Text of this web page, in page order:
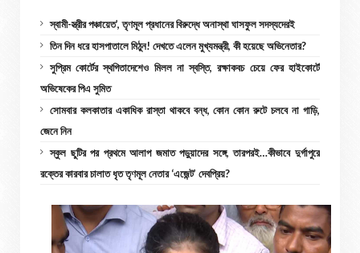
স্বামী-স্ত্রীর পঞ্চায়েত’, তৃণমূল প্রধানের বিরুদ্ধে অনাস্থা ঘাসফুল সদস্যদেরই
তিন দিন ধরে হাসপাতালে মিঠুন! দেখতে এলেন মুখ্যমন্ত্রী, কী হয়েছে অভিনেতার?
সুপ্রিম কোর্টের স্থগিতাদেশেও মিলল না স্বস্তি, রক্ষাকবচ চেয়ে ফের হাইকোর্টে
অভিষেকের পিএ সুমিত
সোমবার কলকাতার একাধিক রাস্তা থাকবে বন্ধ, কোন কোন রুটে চলবে না গাড়ি,
জেনে নিন
স্কুল ছুটির পর প্রথমে আলাপ জমাত পড়ুয়াদের সঙ্গে, তারপরই…কীভাবে দুর্গাপুরে
রক্তের কারবার চালাত ধৃত তৃণমূল নেতার ‘এজেন্ট’ দেবপ্রিয়?